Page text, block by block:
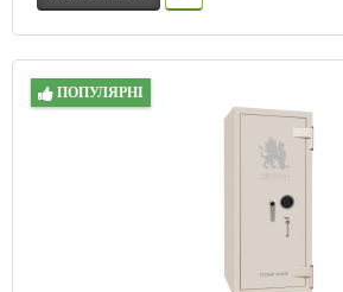
ПОПУЛЯРНІ